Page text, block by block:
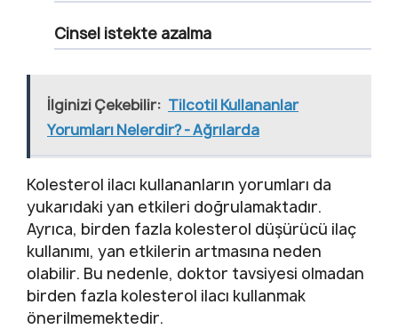
Cinsel istekte azalma
İlginizi Çekebilir: Tilcotil Kullananlar
Yorumları Nelerdir? - Ağrılarda
Kolesterol ilacı kullananların yorumları da
yukarıdaki yan etkileri doğrulamaktadır.
Ayrıca, birden fazla kolesterol düşürücü ilaç
kullanımı, yan etkilerin artmasına neden
olabilir. Bu nedenle, doktor tavsiyesi olmadan
birden fazla kolesterol ilacı kullanmak
önerilmemektedir.